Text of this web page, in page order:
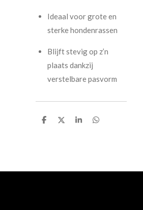
Ideaal voor grote en
sterke hondenrassen
Blijft stevig op z’n
plaats dankzij
verstelbare pasvorm
D
D
S
D